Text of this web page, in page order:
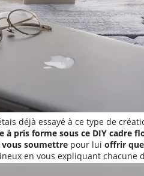
déjà essayé à ce type de
à pris forme sous ce DIY cadre
vous soumettre pour lui offrir
en vous expliquant chacune